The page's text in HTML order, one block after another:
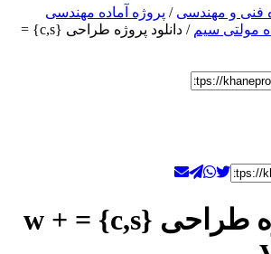
فنی و مهندسی / پروژه آماده مهندسی
مولتی سیم
/ دانلود پروژه طراحی {c,s} =
دانلود پروژه طراحی {c,s} = w +